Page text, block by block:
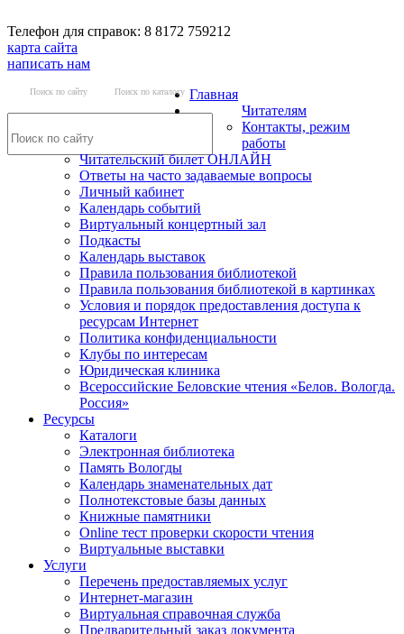
Телефон для справок: 8 8172 759212
карта сайта
написать нам
Поиск по сайту Поиск по каталогу Главная
Читателям
Контакты, режим
работы
Читательский билет ОНЛАЙН
Ответы на часто задаваемые вопросы
Личный кабинет
Календарь событий
Виртуальный концертный зал
Подкасты
Календарь выставок
Правила пользования библиотекой
Правила пользования библиотекой в картинках
Условия и порядок предоставления доступа к
ресурсам Интернет
Политика конфиденциальности
Клубы по интересам
Юридическая клиника
Всероссийские Беловские чтения «Белов. Вологда.
Россия»
Ресурсы
Каталоги
Электронная библиотека
Память Вологды
Календарь знаменательных дат
Полнотекстовые базы данных
Книжные памятники
Online тест проверки скорости чтения
Виртуальные выставки
Услуги
Перечень предоставляемых услуг
Интернет-магазин
Виртуальная справочная служба
Предварительный заказ документа